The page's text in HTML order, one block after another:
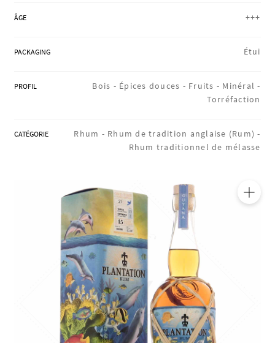
ÂGE +++
PACKAGING Étui
PROFIL Bois - Épices douces - Fruits - Minéral -
Torréfaction
CATÉGORIE Rhum - Rhum de tradition anglaise (Rum) -
Rhum traditionnel de mélasse